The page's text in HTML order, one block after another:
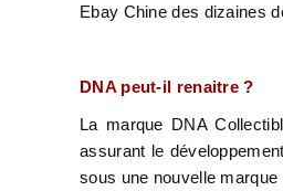
Ebay Chine des dizaines
DNA peut-il renaitre ?
La marque DNA
assurant le
sous une nouvelle